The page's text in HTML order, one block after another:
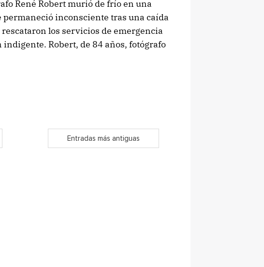
René Robert murió de frío en una
permaneció inconsciente tras una caída
los servicios de emergencia
Robert, de 84 años, fotógrafo
Entradas más antiguas